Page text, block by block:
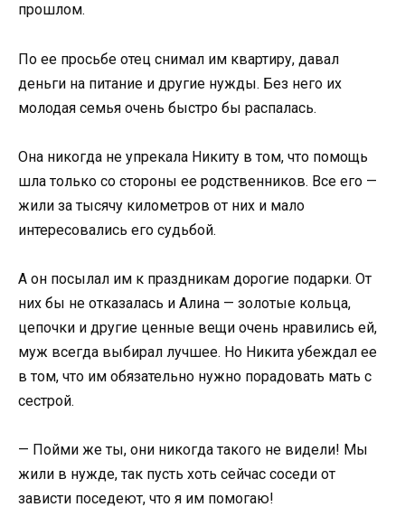
прошлом.
По ее просьбе отец снимал им квартиру, давал
деньги на питание и другие нужды. Без него их
молодая семья очень быстро бы распалась.
Она никогда не упрекала Никиту в том, что помощь
шла только со стороны ее родственников. Все его —
жили за тысячу километров от них и мало
интересовались его судьбой.
А он посылал им к праздникам дорогие подарки. От
них бы не отказалась и Алина — золотые кольца,
цепочки и другие ценные вещи очень нравились ей,
муж всегда выбирал лучшее. Но Никита убеждал ее
в том, что им обязательно нужно порадовать мать с
сестрой.
— Пойми же ты, они никогда такого не видели! Мы
жили в нужде, так пусть хоть сейчас соседи от
зависти поседеют, что я им помогаю!